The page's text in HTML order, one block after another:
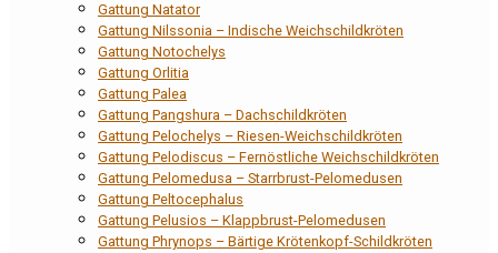
Gattung Natator
Gattung Nilssonia – Indische Weichschildkröten
Gattung Notochelys
Gattung Orlitia
Gattung Palea
Gattung Pangshura – Dachschildkröten
Gattung Pelochelys – Riesen-Weichschildkröten
Gattung Pelodiscus – Fernöstliche Weichschildkröten
Gattung Pelomedusa – Starrbrust-Pelomedusen
Gattung Peltocephalus
Gattung Pelusios – Klappbrust-Pelomedusen
Gattung Phrynops – Bärtige Krötenkopf-Schildkröten